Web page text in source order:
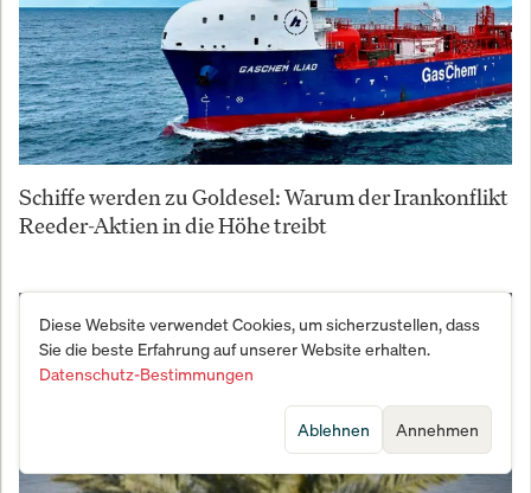
Schiffe werden zu Goldesel: Warum der Irankonflikt
Reeder-Aktien in die Höhe treibt
Diese Website verwendet Cookies, um sicherzustellen, dass
Sie die beste Erfahrung auf unserer Website erhalten.
Datenschutz-Bestimmungen
Annehmen
Ablehnen